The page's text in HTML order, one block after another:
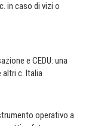
in caso di vizi o
e CEDU: una
altri c. Italia
operativo a